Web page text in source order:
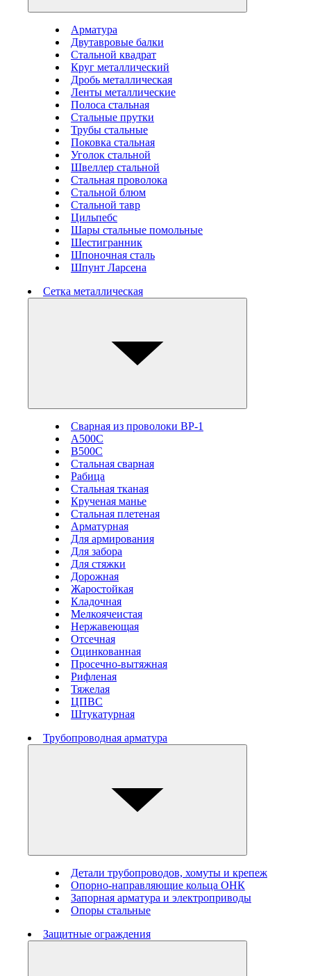
Арматура
Двутавровые балки
Стальной квадрат
Круг металлический
Дробь металлическая
Ленты металлические
Полоса стальная
Стальные прутки
Трубы стальные
Поковка стальная
Уголок стальной
Швеллер стальной
Стальная проволока
Стальной блюм
Стальной тавр
Цильпебс
Шары стальные помольные
Шестигранник
Шпоночная сталь
Шпунт Ларсена
Сетка металлическая
Сварная из проволоки ВР-1
А500С
В500С
Стальная сварная
Рабица
Стальная тканая
Крученая манье
Стальная плетеная
Арматурная
Для армирования
Для забора
Для стяжки
Дорожная
Жаростойкая
Кладочная
Мелкоячеистая
Нержавеющая
Отсечная
Оцинкованная
Просечно-вытяжная
Рифленая
Тяжелая
ЦПВС
Штукатурная
Трубопроводная арматура
Детали трубопроводов, хомуты и крепеж
Опорно-направляющие кольца ОНК
Запорная арматура и электроприводы
Опоры стальные
Защитные ограждения